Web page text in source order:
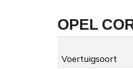
OPEL
Voertuigsoort